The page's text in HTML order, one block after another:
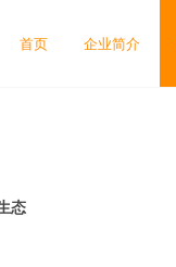
首页 企业简介
态